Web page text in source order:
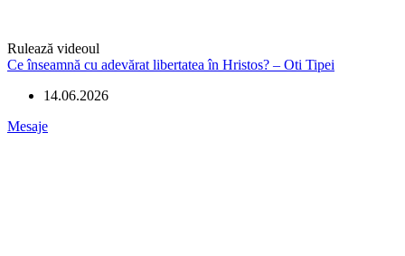
Rulează videoul
Ce înseamnă cu adevărat libertatea în Hristos? – Oti Tipei
14.06.2026
Mesaje